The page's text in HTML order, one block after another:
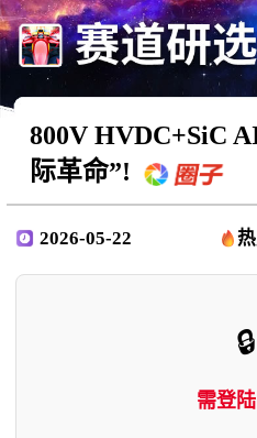
800V HVDC+SiC
际革命”!
2026-05-22
🔒
需登